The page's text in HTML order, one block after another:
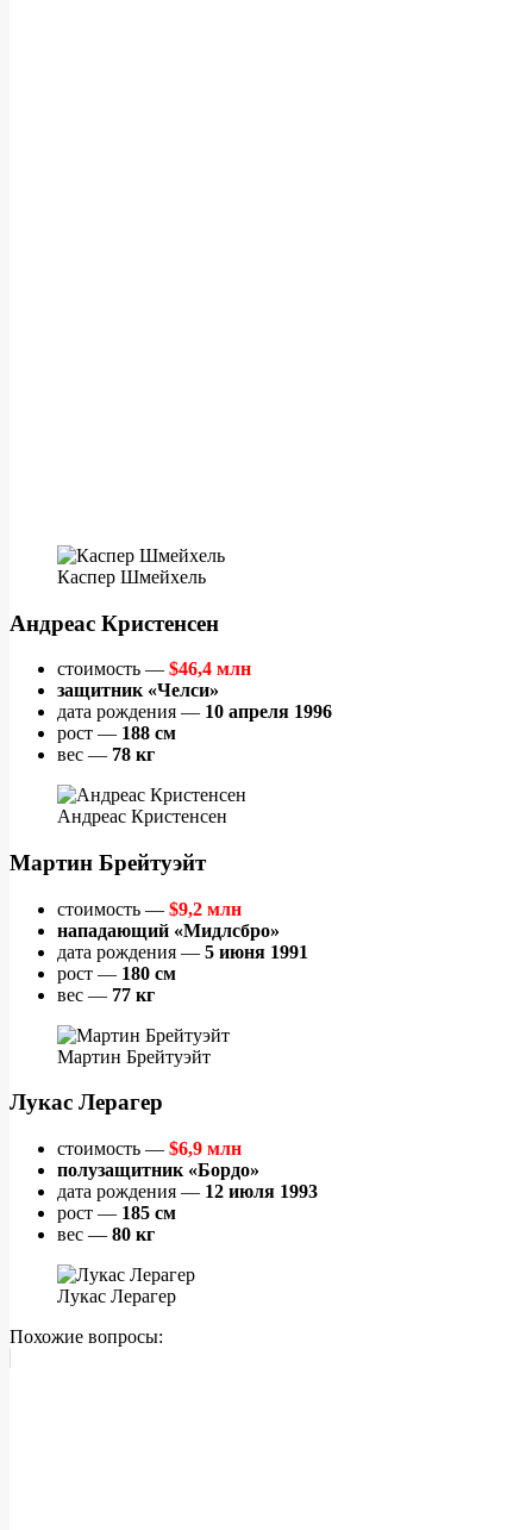
Каспер Шмейхель
Андреас Кристенсен
стоимость — $46,4 млн
защитник «Челси»
дата рождения — 10 апреля 1996
рост — 188 см
вес — 78 кг
Андреас Кристенсен
Мартин Брейтуэйт
стоимость — $9,2 млн
нападающий «Мидлсбро»
дата рождения — 5 июня 1991
рост — 180 см
вес — 77 кг
Мартин Брейтуэйт
Лукас Лерагер
стоимость — $6,9 млн
полузащитник «Бордо»
дата рождения — 12 июля 1993
рост — 185 см
вес — 80 кг
Лукас Лерагер
Похожие вопросы: